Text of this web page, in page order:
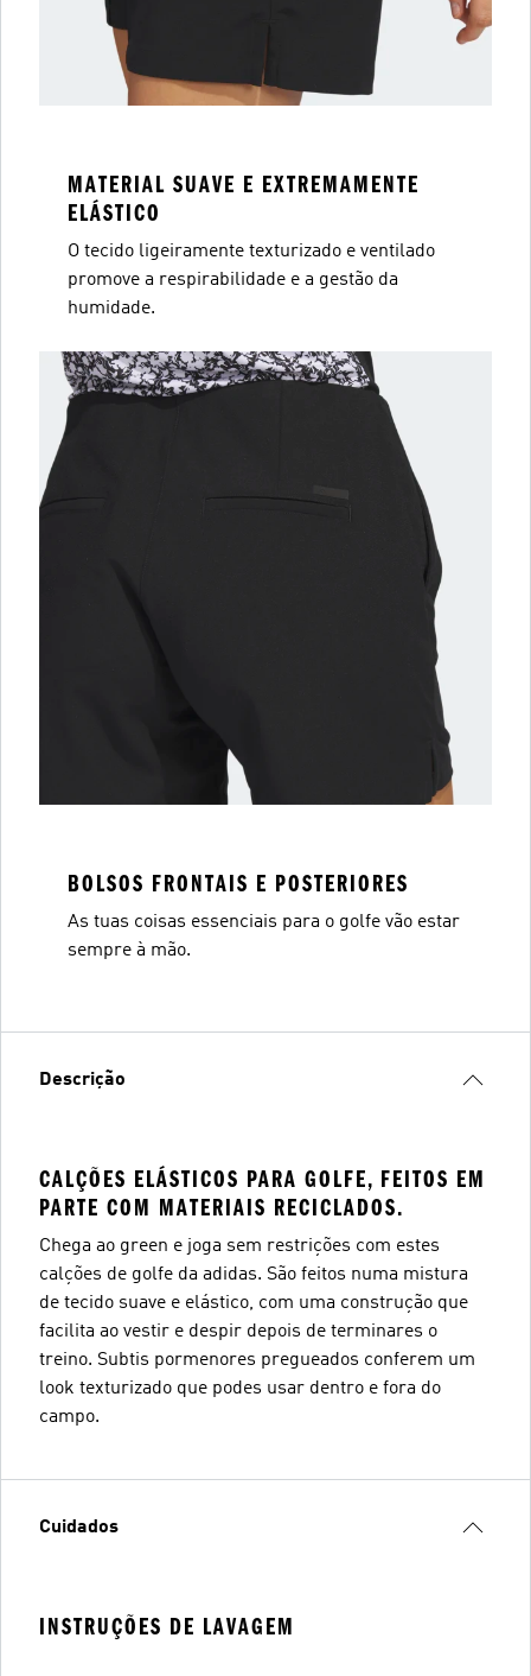
MATERIAL SUAVE E EXTREMAMENTE
ELÁSTICO
O tecido ligeiramente texturizado e ventilado
promove a respirabilidade e a gestão da
humidade.
BOLSOS FRONTAIS E POSTERIORES
As tuas coisas essenciais para o golfe vão estar
sempre à mão.
Descrição
CALÇÕES ELÁSTICOS PARA GOLFE, FEITOS EM
PARTE COM MATERIAIS RECICLADOS.
Chega ao green e joga sem restrições com estes
calções de golfe da adidas. São feitos numa mistura
de tecido suave e elástico, com uma construção que
facilita ao vestir e despir depois de terminares o
treino. Subtis pormenores pregueados conferem um
look texturizado que podes usar dentro e fora do
campo.
Cuidados
INSTRUÇÕES DE LAVAGEM